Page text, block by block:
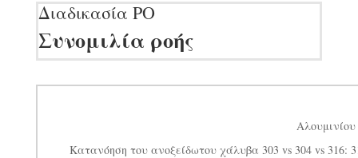
Διαδικασία PO
Συνομιλία ροής
Κατανόηση του ανοξείδωτου χάλυβα 303 vs 304 vs 316: